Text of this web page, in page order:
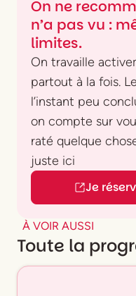
On ne
n’a pas vu :
limites.
On travaille
partout à la fois.
l’instant peu
on compte sur
raté quelque
juste ici
Je
À VOIR AUSSI
Toute la